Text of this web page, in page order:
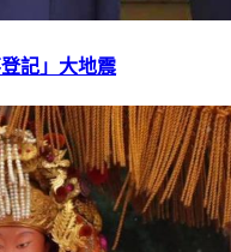
記」大地震